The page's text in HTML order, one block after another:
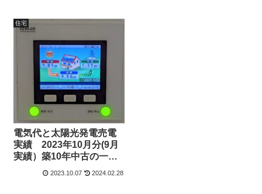
住宅
電気代と太陽光発電売電
実績 2023年10月分(9月
実績）築10年中古の一条
工務店i-smart（アイスマ
2023.10.07 2024.02.28